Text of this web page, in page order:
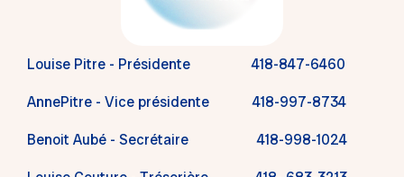
Louise Pitre - Présidente 418-847-6460
AnnePitre - Vice présidente 418-997-8734
Benoit Aubé - Secrétaire 418-998-1024